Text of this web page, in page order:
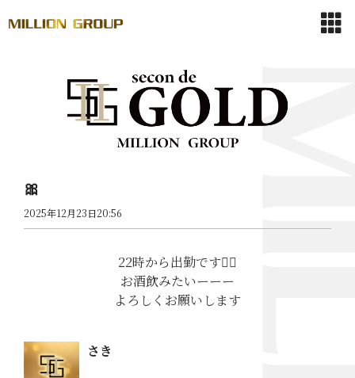
🎀
2025年12月23日20:56
22時から出勤です🙂‍↕️
お酒飲みたいーーー
よろしくお願いします
さき